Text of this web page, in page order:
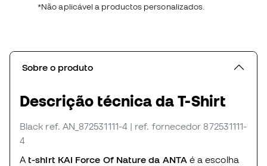
*Não aplicável a productos personalizados.
Sobre o produto
Descrição técnica da T-Shirt
Black ref. AN_872531111-4 | ref. fornecedor 872531111-
4
A t-shirt KAI Force Of Nature da ANTA é a escolha